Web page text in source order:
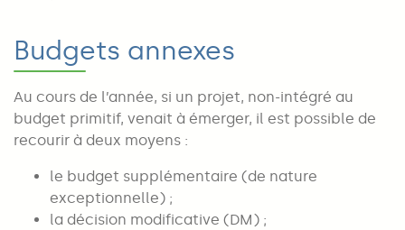
Budgets annexes
Au cours de l’année, si un projet, non-intégré au
budget primitif, venait à émerger, il est possible de
recourir à deux moyens :
le budget supplémentaire (de nature
exceptionnelle) ;
la décision modificative (DM) ;